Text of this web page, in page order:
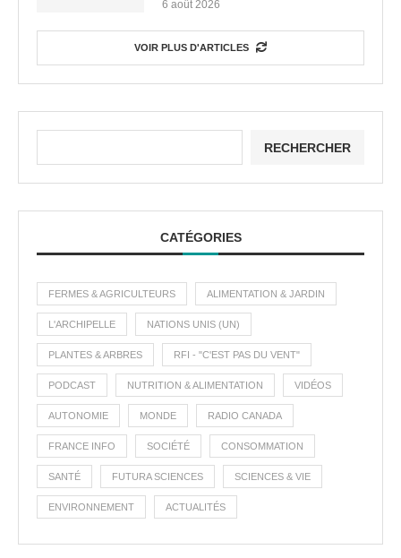
6 août 2026
VOIR PLUS D'ARTICLES
RECHERCHER
CATÉGORIES
FERMES & AGRICULTEURS ALIMENTATION & JARDIN
L'ARCHIPELLE NATIONS UNIS (UN)
PLANTES & ARBRES RFI - "C'EST PAS DU VENT"
PODCAST NUTRITION & ALIMENTATION VIDÉOS
AUTONOMIE MONDE RADIO CANADA
FRANCE INFO SOCIÉTÉ CONSOMMATION
SANTÉ FUTURA SCIENCES SCIENCES & VIE
ENVIRONNEMENT ACTUALITÉS